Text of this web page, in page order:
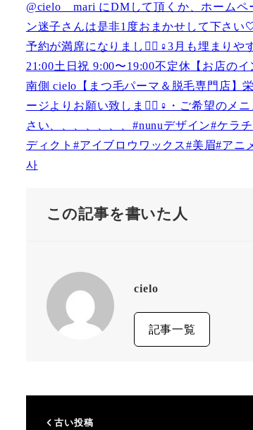
この記事を書いた人
cielo
記事一覧
古い投稿